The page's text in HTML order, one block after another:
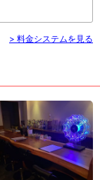
> 料金システムを見る